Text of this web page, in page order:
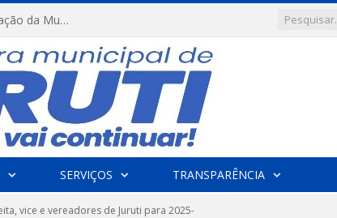
FESTRIBAL 2026 – No Coração da Amazônia. Apresentação da Munduruku.
SERVIÇOS TRANSPARÊNCIA
vice e vereadores de Juruti para 2025-